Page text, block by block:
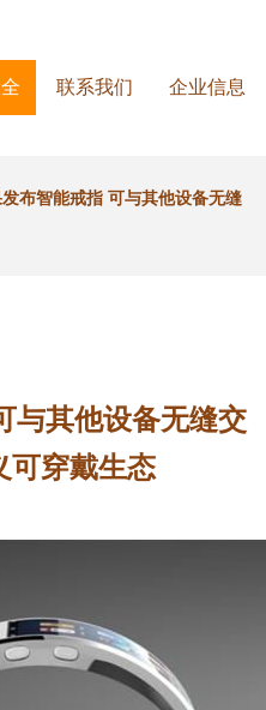
联系我们 企业信息
布智能戒指 可与其他设备无缝
与其他设备无缝交
可穿戴生态